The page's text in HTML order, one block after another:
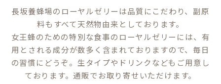
長坂養蜂場のローヤルゼリーは品質にこだわり、副原
料もすべて天然物由来としております。
女王蜂のための特別な食事のローヤルゼリーには、有
用とされる成分が数多く含まれておりますので、毎日
の習慣にどうぞ。生タイプやドリンクなどもご用意し
ております。通販でお取り寄せいただけます。